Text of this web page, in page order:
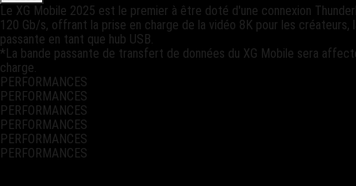
Le XG Mobile 2025 est le premier à être doté d'une connexion
120 Gb/s, offrant la prise en charge de la vidéo 8K pour les
passante en tant que hub USB.​
*La bande passante de transfert de données du XG Mobile sera
charge.
PERFORMANCES
PERFORMANCES
PERFORMANCES
PERFORMANCES
PERFORMANCES
PERFORMANCES